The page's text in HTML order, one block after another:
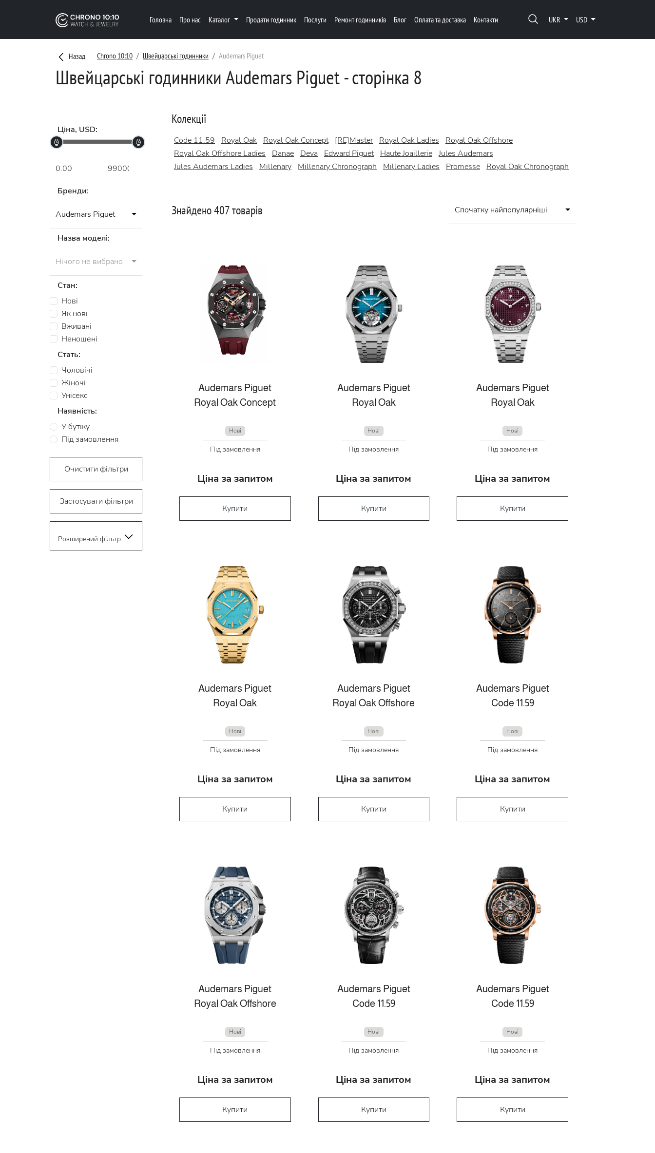
Головна Про нас Каталог Продати годинник Послуги Ремонт годинників Блог Оплата та доставка Контакти UKR USD
Назад Chrono 10:10 Швейцарські годинники Audemars Piguet
Швейцарські годинники Audemars Piguet - сторінка 8
Ціна, USD:
Бренди:
Audemars Piguet
Назва моделі:
Нічого не вибрано
Стан:
Нові
Як нові
Вживані
Неношені
Стать:
Чоловічі
Жіночі
Унісекс
Наявність:
У бутіку
Під замовлення
Очистити фільтри
Застосувати фільтри
Розширений фільтр
Колекції
Code 11.59 Royal Oak Royal Oak Concept [RE]Master Royal Oak Ladies
Royal Oak Offshore
Royal Oak Offshore Ladies
Danae Deva Edward Piguet Haute Joaillerie Jules Audemars
Jules Audemars Ladies
Millenary Millenary Chronograph Millenary Ladies Promesse Royal Oak Chronograph
Знайдено 407 товарів Спочатку найпопулярніші
Audemars Piguet
Royal Oak Concept
Нові
Під замовлення
Ціна за запитом
Купити
Audemars Piguet
Royal Oak
Нові
Під замовлення
Ціна за запитом
Купити
Audemars Piguet
Royal Oak
Нові
Під замовлення
Ціна за запитом
Купити
Audemars Piguet
Royal Oak
Нові
Під замовлення
Ціна за запитом
Купити
Audemars Piguet
Royal Oak Offshore
Нові
Під замовлення
Ціна за запитом
Купити
Audemars Piguet
Code 11.59
Нові
Під замовлення
Ціна за запитом
Купити
Audemars Piguet
Royal Oak Offshore
Нові
Під замовлення
Ціна за запитом
Купити
Audemars Piguet
Code 11.59
Нові
Під замовлення
Ціна за запитом
Купити
Audemars Piguet
Code 11.59
Нові
Під замовлення
Ціна за запитом
Купити